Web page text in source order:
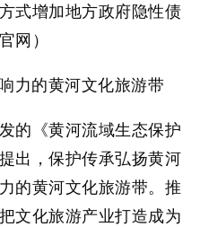
式增加地方政府隐性债
网）
力的黄河文化旅游带
的《黄河流域生态保护
出，保护传承弘扬黄河
的黄河文化旅游带。推
文化旅游产业打造成为